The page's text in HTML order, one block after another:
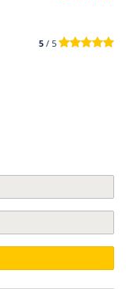
5 / 5